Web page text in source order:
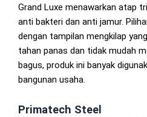
Grand Luxe menawarkan atap
anti bakteri dan anti jamur.
dengan tampilan mengkilap
tahan panas dan tidak mudah
bagus, produk ini banyak
bangunan usaha.
Primatech Steel